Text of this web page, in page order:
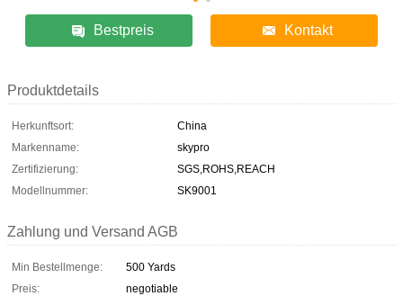
Bestpreis Kontakt
Produktdetails
Herkunftsort:
China
Markenname:
skypro
Zertifizierung:
SGS,ROHS,REACH
Modellnummer:
SK9001
Zahlung und Versand AGB
Min Bestellmenge:
500 Yards
Preis:
negotiable